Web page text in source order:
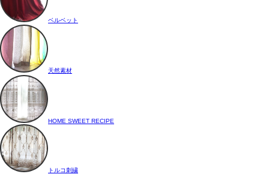
ベルベット
天然素材
HOME SWEET RECIPE
トルコ刺繍